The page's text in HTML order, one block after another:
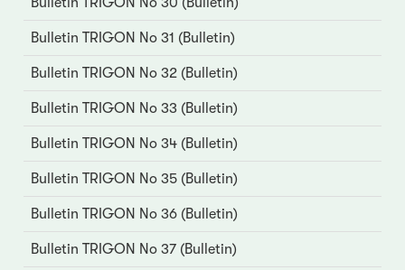
Bulletin TRIGON No 31 (Bulletin)
Bulletin TRIGON No 32 (Bulletin)
Bulletin TRIGON No 33 (Bulletin)
Bulletin TRIGON No 34 (Bulletin)
Bulletin TRIGON No 35 (Bulletin)
Bulletin TRIGON No 36 (Bulletin)
Bulletin TRIGON No 37 (Bulletin)